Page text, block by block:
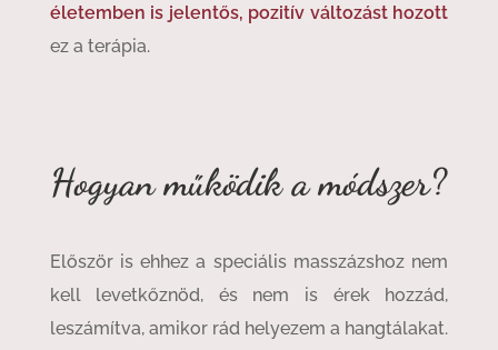
életemben is jelentős, pozitív változást hozott
ez a terápia.
Hogyan működik a módszer?
Először is ehhez a speciális masszázshoz nem
kell levetkőznöd, és nem is érek hozzád,
leszámítva, amikor rád helyezem a hangtálakat.